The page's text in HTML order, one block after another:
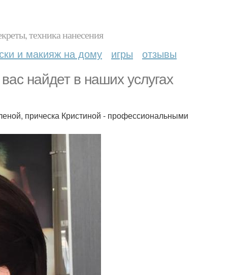
техника нанесения
и макияж на дому игры отзывы
найдет в наших услугах
прическа Кристиной - профессиональными